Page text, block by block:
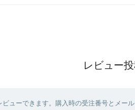
レビュー
ューできます。購入時の受注番号とメー